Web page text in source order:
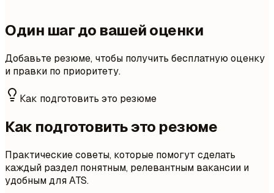
Один шаг до вашей оценки
Добавьте резюме, чтобы получить бесплатную оценку
и правки по приоритету.
Как подготовить это резюме
Как подготовить это резюме
Практические советы, которые помогут сделать
каждый раздел понятным, релевантным вакансии и
удобным для ATS.